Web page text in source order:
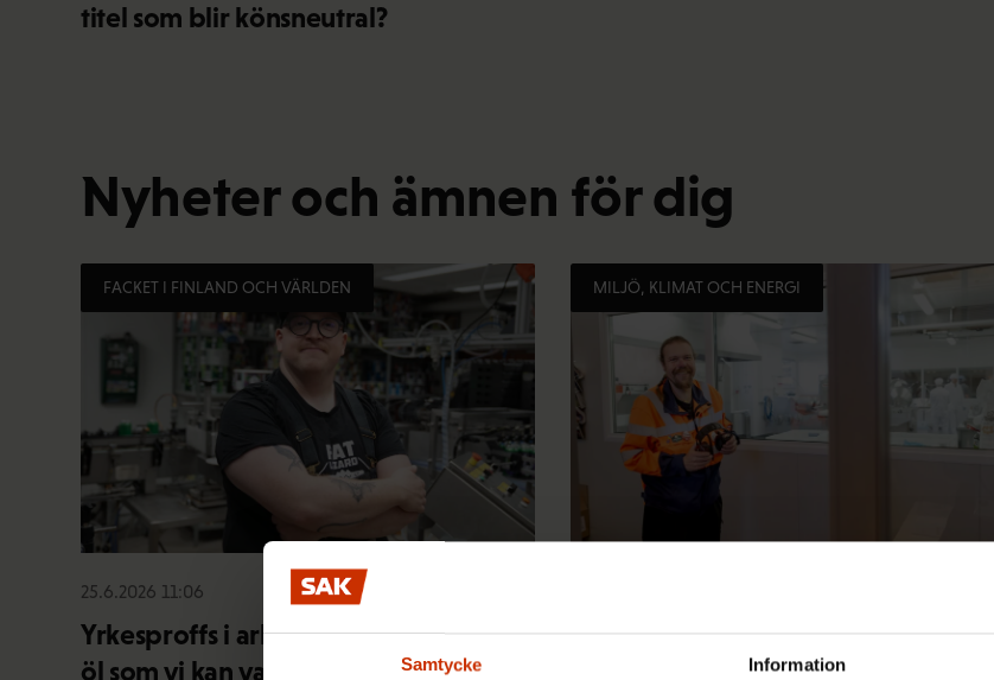
Samtycke Information
titel som blir könsneutral?
Nyheter och ämnen för dig
FACKET I FINLAND OCH VÄRLDEN
25.6.2026 11:06
Yrkesproffs i arbetslivet: ”Vi brygger
öl som vi kan vara stolta över”
MILJÖ, KLIMAT OCH ENERGI
förändras – jobb försvinner men nya